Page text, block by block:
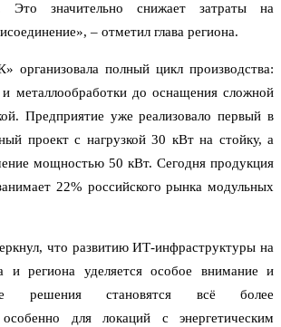
Это значительно снижает затраты на
– отметил глава региона.
организовала полный цикл производства:
и металлообработки до оснащения сложной
Предприятие уже реализовало первый в
проект с нагрузкой 30 кВт на стойку, а
мощностью 50 кВт. Сегодня продукция
22% российского рынка модульных
что развитию ИТ-инфраструктуры на
и региона уделяется особое внимание и
решения становятся всё более
для локаций с энергетическим